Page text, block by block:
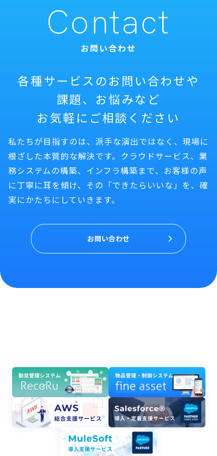
Contact
お問い合わせ
各種サービスのお問い合わせや
課題、お悩みなど
お気軽にご相談ください
私たちが目指すのは、派手な演出ではなく、現場に
根ざした本質的な解決です。クラウドサービス、業
務システムの構築、インフラ構築まで、お客様の声
に丁寧に耳を傾け、その「できたらいいな」を、確
実にかたちにしていきます。
お問い合わせ